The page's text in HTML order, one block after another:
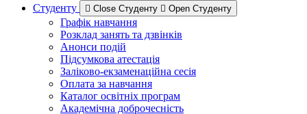
Студенту
Close Студенту Open Студенту
Графік навчання
Розклад занять та дзвінків
Анонси подій
Підсумкова атестація
Заліково-екзаменаційна сесія
Оплата за навчання
Каталог освітніх програм
Академічна доброчесність